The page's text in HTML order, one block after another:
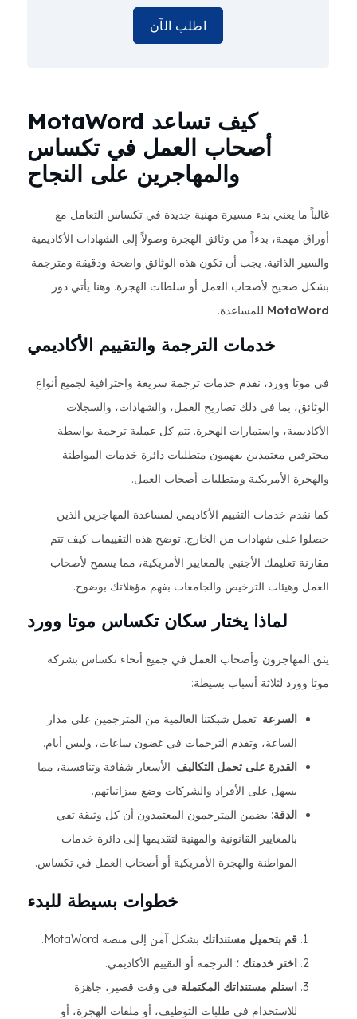
اطلب الآن
كيف تساعد MotaWord
أصحاب العمل في تكساس
والمهاجرين على النجاح
غالباً ما يعني بدء مسيرة مهنية جديدة في تكساس التعامل مع
أوراق مهمة، بدءاً من وثائق الهجرة وصولاً إلى الشهادات الأكاديمية
والسير الذاتية. يجب أن تكون هذه الوثائق واضحة ودقيقة ومترجمة
بشكل صحيح لأصحاب العمل أو سلطات الهجرة. وهنا يأتي دور
MotaWord للمساعدة.
خدمات الترجمة والتقييم الأكاديمي
في موتا وورد، نقدم خدمات ترجمة سريعة واحترافية لجميع أنواع
الوثائق، بما في ذلك تصاريح العمل، والشهادات، والسجلات
الأكاديمية، واستمارات الهجرة. تتم كل عملية ترجمة بواسطة
محترفين معتمدين يفهمون متطلبات دائرة خدمات المواطنة
والهجرة الأمريكية ومتطلبات أصحاب العمل.
كما نقدم خدمات التقييم الأكاديمي لمساعدة المهاجرين الذين
حصلوا على شهادات من الخارج. توضح هذه التقييمات كيف تتم
مقارنة تعليمك الأجنبي بالمعايير الأمريكية، مما يسمح لأصحاب
العمل وهيئات الترخيص والجامعات بفهم مؤهلاتك بوضوح.
لماذا يختار سكان تكساس موتا وورد
يثق المهاجرون وأصحاب العمل في جميع أنحاء تكساس بشركة
موتا وورد لثلاثة أسباب بسيطة:
السرعة: تعمل شبكتنا العالمية من المترجمين على مدار
الساعة، وتقدم الترجمات في غضون ساعات، وليس أيام.
القدرة على تحمل التكاليف: الأسعار شفافة وتنافسية، مما
يسهل على الأفراد والشركات وضع ميزانياتهم.
الدقة: يضمن المترجمون المعتمدون أن كل وثيقة تفي
بالمعايير القانونية والمهنية لتقديمها إلى دائرة خدمات
المواطنة والهجرة الأمريكية أو أصحاب العمل في تكساس.
خطوات بسيطة للبدء
قم بتحميل مستنداتك بشكل آمن إلى منصة MotaWord.
اختر خدمتك ؛ الترجمة أو التقييم الأكاديمي.
استلم مستنداتك المكتملة في وقت قصير، جاهزة
للاستخدام في طلبات التوظيف، أو ملفات الهجرة، أو